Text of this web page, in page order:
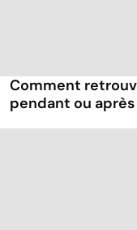
Comment
pendant ou